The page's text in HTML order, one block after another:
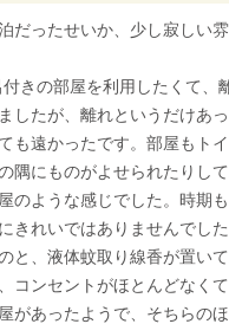
だったせいか、少し寂しい雰
きの部屋を利用したくて、
したが、離れというだけあ
も遠かったです。部屋もト
隅にものがよせられたりし
のような感じでした。時期
きれいではありませんでし
と、液体蚊取り線香が置い
コンセントがほとんどなく
があったようで、そちらの